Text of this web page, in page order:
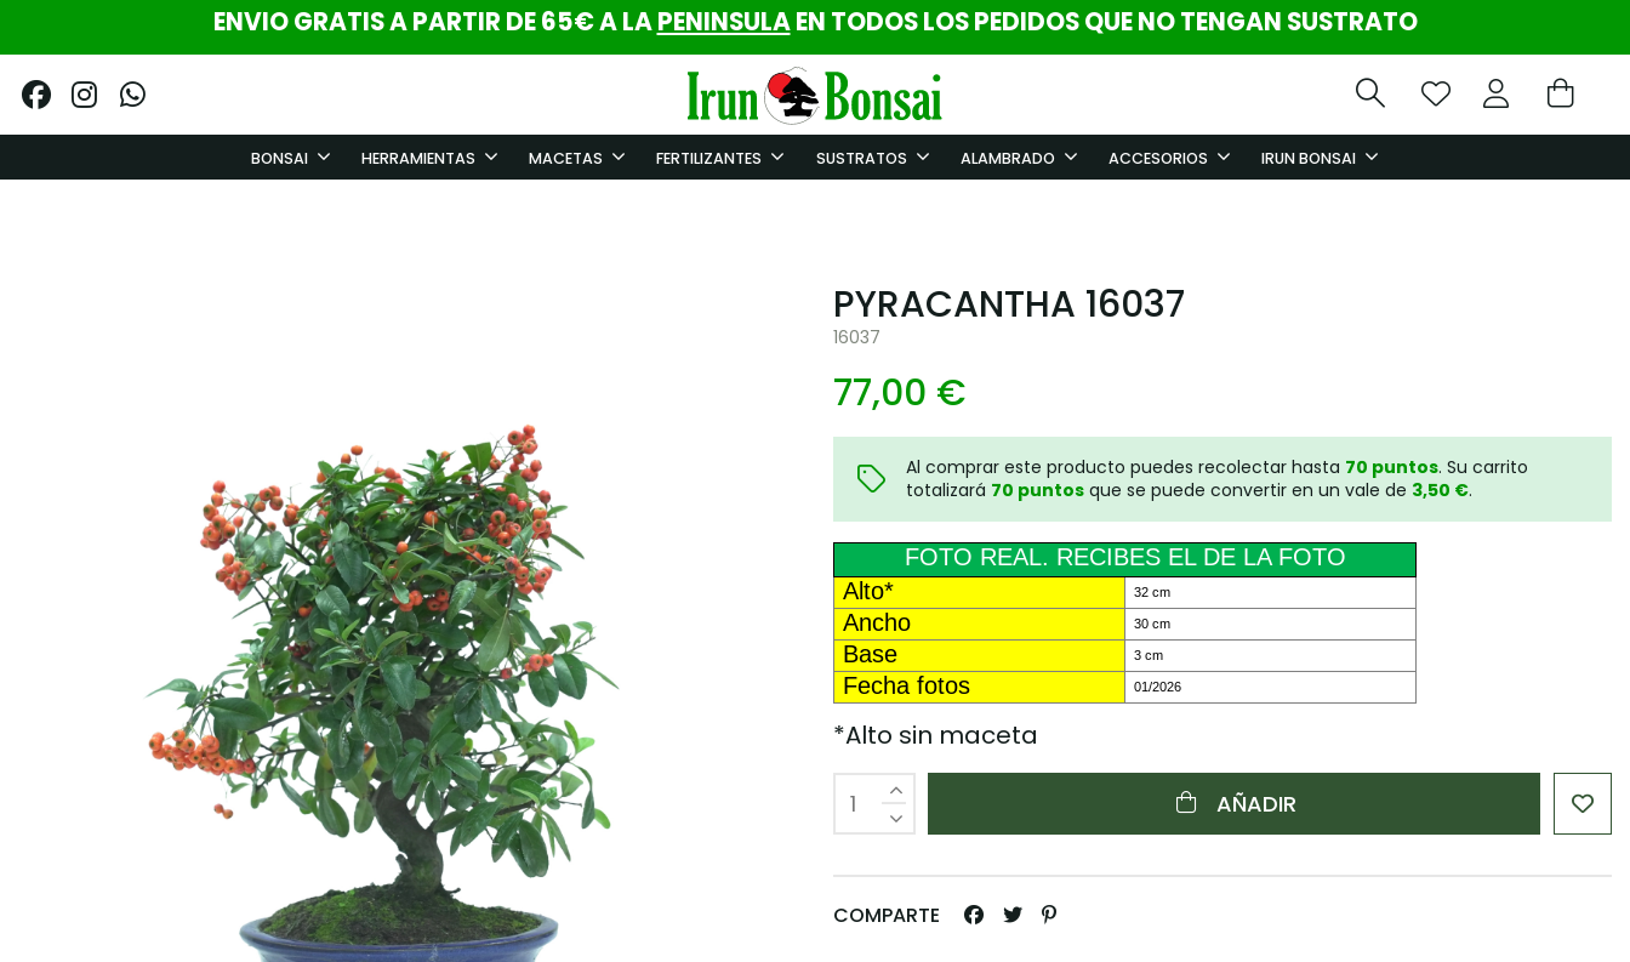
ENVIO GRATIS A PARTIR DE 65€ A LAPENINSULAEN TODOS LOS PEDIDOS QUE NO TENGAN SUSTRATO
BONSAI HERRAMIENTAS MACETAS FERTILIZANTES SUSTRATOS ALAMBRADO ACCESORIOS IRUN BONSAI
PYRACANTHA 16037
16037
77,00 €
Al comprar este producto puedes recolectar hasta 70 puntos. Su carrito
totalizará 70 puntos que se puede convertir en un vale de 3,50 €.
FOTO REAL. RECIBES EL DE LA FOTO
Alto*
32 cm
Ancho 30 cm
Base 3 cm
Fecha fotos 01/2026
*Alto sin maceta
AÑADIR
COMPARTE